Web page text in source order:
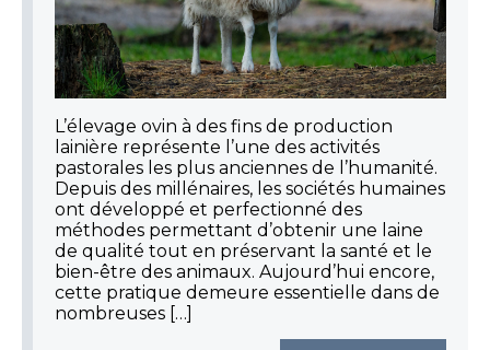
L’élevage ovin à des fins de production
lainière représente l’une des activités
pastorales les plus anciennes de l’humanité.
Depuis des millénaires, les sociétés humaines
ont développé et perfectionné des
méthodes permettant d’obtenir une laine
de qualité tout en préservant la santé et le
bien-être des animaux. Aujourd’hui encore,
cette pratique demeure essentielle dans de
nombreuses […]